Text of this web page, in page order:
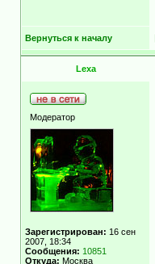
Вернуться к началу
Lexa
Модератор
Зарегистрирован: 16 сен
2007, 18:34
Сообщения: 10851
Откуда: Москва